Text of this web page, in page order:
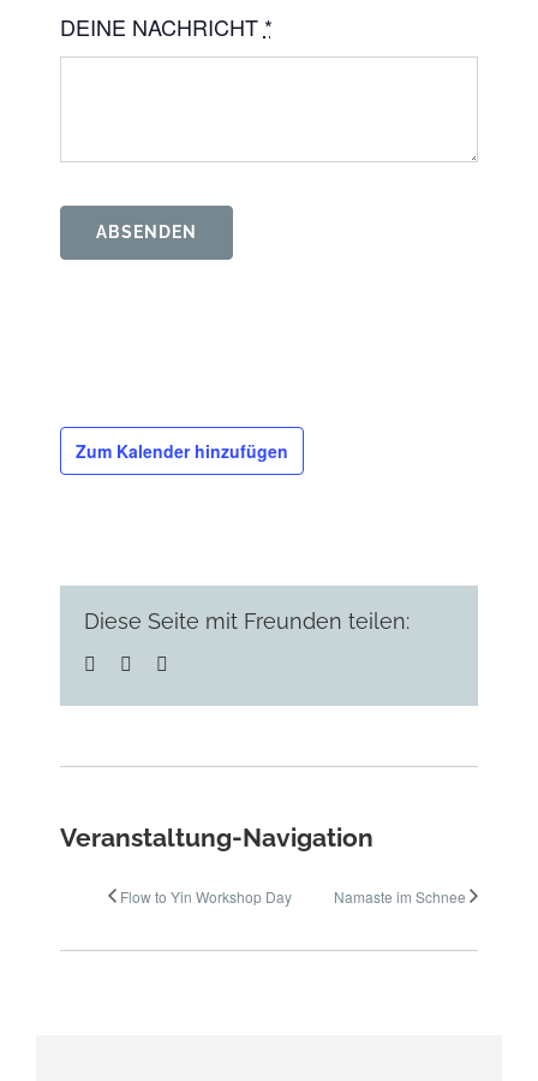
DEINE NACHRICHT *
ABSENDEN
Zum Kalender hinzufügen
Diese Seite mit Freunden teilen:
FacebookWhatsApp
Veranstaltung-Navigation
Flow to Yin Workshop Day Namaste im Schnee